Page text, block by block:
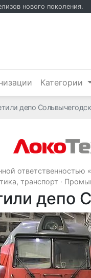
нового поколения.
Категории
депо Сольвычегодск
транспорт ·
депо